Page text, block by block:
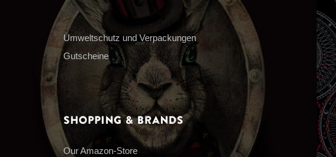
Umweltschutz und Verpackungen
Gutscheine
Shopping & Brands
Our Amazon-Store